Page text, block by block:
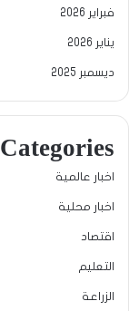
فبراير 2026
يناير 2026
ديسمبر 2025
Categories
اخبار عالمية
اخبار محلية
اقتصاد
التعليم
الزراعة